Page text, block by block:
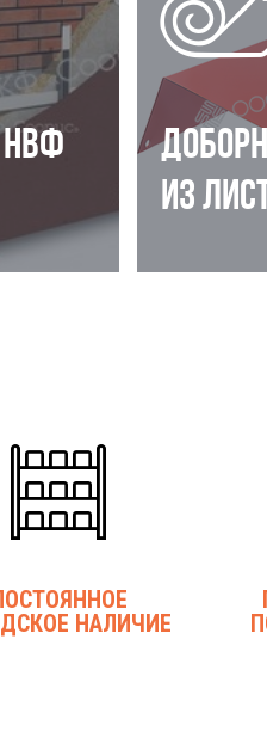
НВФ
ИЗ
НАЛИЧИЕ